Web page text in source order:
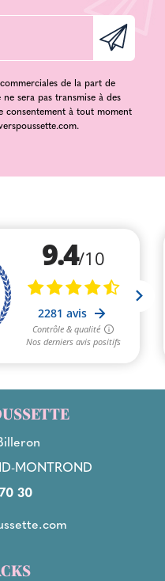
de la part de
sera pas transmise à des
à tout moment
.
MONTROND
30